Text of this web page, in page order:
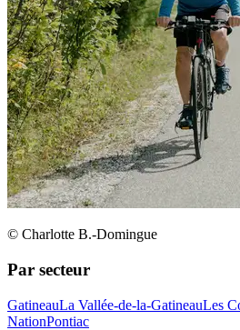
© Charlotte B.-Domingue
Par secteur
GatineauLa Vallée-de-la-GatineauLes
NationPontiac